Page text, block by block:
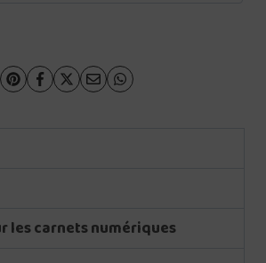
les carnets numériques